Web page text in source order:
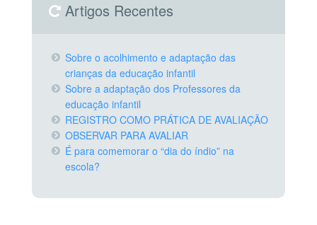
Artigos Recentes
Sobre o acolhimento e adaptação das
crianças da educação infantil
Sobre a adaptação dos Professores da
educação infantil
REGISTRO COMO PRÁTICA DE AVALIAÇÃO
OBSERVAR PARA AVALIAR
É para comemorar o “dia do índio” na
escola?